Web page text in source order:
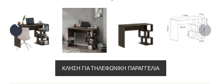
ΚΛΉΣΗ ΓΙΑ ΤΗΛΕΦΩΝΙΚΉ ΠΑΡΑΓΓΕΛΊΑ